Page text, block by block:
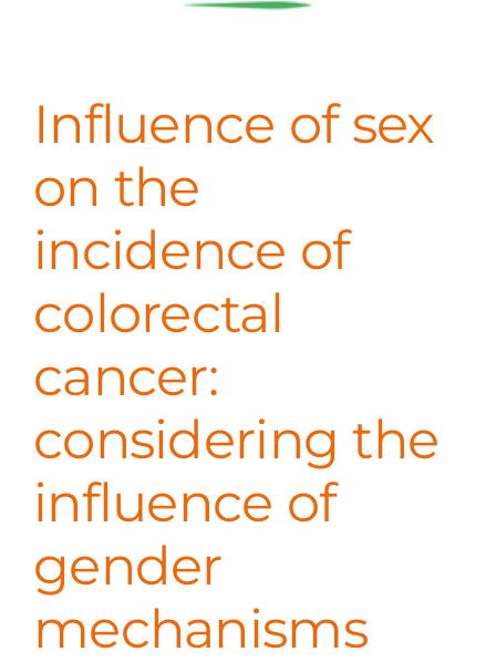
Influence of sex
on the
incidence of
colorectal
cancer:
considering the
influence of
gender
mechanisms